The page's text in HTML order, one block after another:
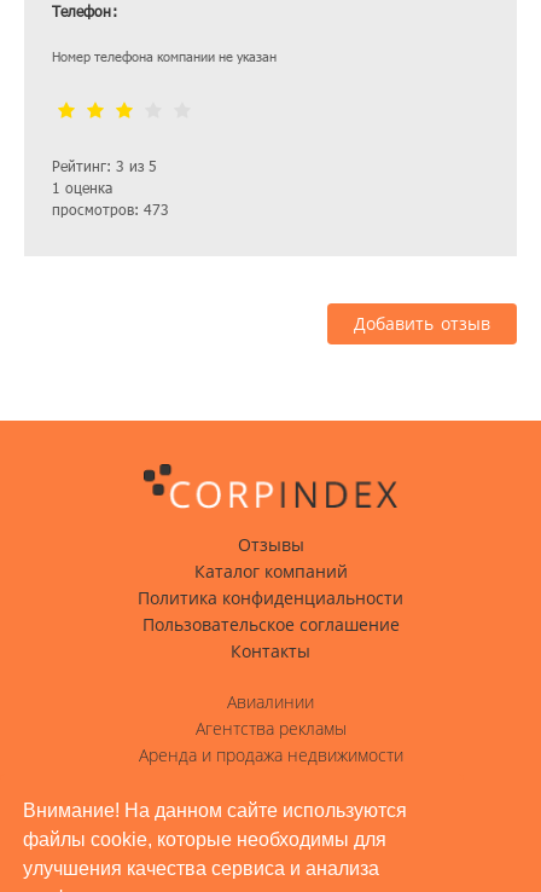
Внимание! На данном сайте используются
файлы cookie, которые необходимы для
улучшения качества сервиса и анализа
Рейтинг: 3 из 5
1 оценка
просмотров: 473
Телефон:
Номер телефона компании не указан
Добавить отзыв
Отзывы
Каталог компаний
Политика конфиденциальности
Пользовательское соглашение
Контакты
Авиалинии
Агентства рекламы
Аренда и продажа недвижимости
Гостиницы, отели
Доставка грузов